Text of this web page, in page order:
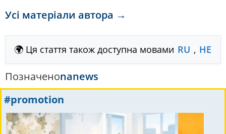
Усі матеріали автора →
🌍 Ця стаття також доступна мовами RU , HE
Позначеноnanews
#promotion